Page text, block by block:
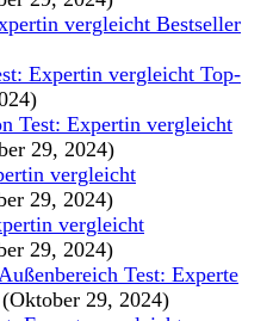
vergleicht Bestseller
Expertin vergleicht Top-
Test: Expertin vergleicht
29, 2024)
vergleicht
29, 2024)
vergleicht
29, 2024)
Test: Experte
(Oktober 29, 2024)